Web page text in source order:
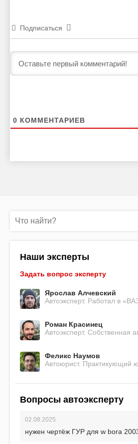
Подписаться
0 КОММЕНТАРИЕВ
Наши эксперты
Задать вопрос эксперту
Ярослав Алчевский
Автоэксперт. Работал в
Роман Красинец
Автоэксперт. Собственная
Феликс Наумов
Автоюрист. Практикующий
Вопросы автоэксперту
02.08.2025
нужен чертёж ГУР для w bora